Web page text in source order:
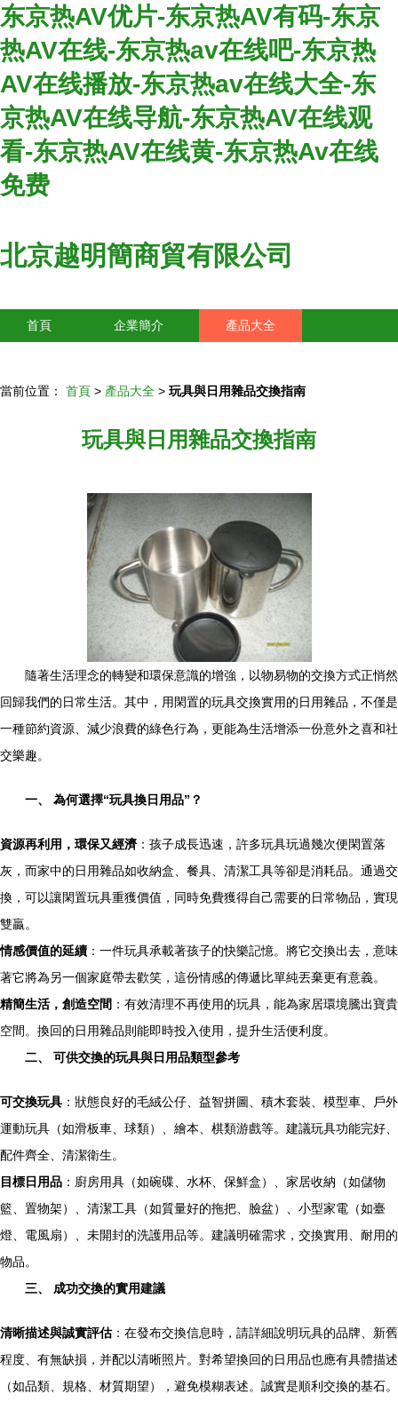
东京热AV优片-东京热AV有码-东京
热AV在线-东京热av在线吧-东京热
AV在线播放-东京热av在线大全-东
京热AV在线导航-东京热AV在线观
看-东京热AV在线黄-东京热Av在线
免费
北京越明簡商貿有限公司
首頁 企業簡介 產品大全
當前位置： 首頁 > 產品大全 > 玩具與日用雜品交換指南
玩具與日用雜品交換指南
隨著生活理念的轉變和環保意識的增強，以物易物的交換方式正悄然
回歸我們的日常生活。其中，用閑置的玩具交換實用的日用雜品，不僅是
一種節約資源、減少浪費的綠色行為，更能為生活增添一份意外之喜和社
交樂趣。
一、 為何選擇“玩具換日用品”？
資源再利用，環保又經濟：孩子成長迅速，許多玩具玩過幾次便閑置落
灰，而家中的日用雜品如收納盒、餐具、清潔工具等卻是消耗品。通過交
換，可以讓閑置玩具重獲價值，同時免費獲得自己需要的日常物品，實現
雙贏。
情感價值的延續 ：一件玩具承載著孩子的快樂記憶。將它交換出去，意味
著它將為另一個家庭帶去歡笑，這份情感的傳遞比單純丟棄更有意義。
精簡生活，創造空間 ：有效清理不再使用的玩具，能為家居環境騰出寶貴
空間。換回的日用雜品則能即時投入使用，提升生活便利度。
二、 可供交換的玩具與日用品類型參考
可交換玩具 ：狀態良好的毛絨公仔、益智拼圖、積木套裝、模型車、戶外
運動玩具（如滑板車、球類）、繪本、棋類游戲等。建議玩具功能完好、
配件齊全、清潔衛生。
目標日用品 ：廚房用具（如碗碟、水杯、保鮮盒）、家居收納（如儲物
籃、置物架）、清潔工具（如質量好的拖把、臉盆）、小型家電（如臺
燈、電風扇）、未開封的洗護用品等。建議明確需求，交換實用、耐用的
物品。
三、 成功交換的實用建議
清晰描述與誠實評估：在發布交換信息時，請詳細說明玩具的品牌、新舊
程度、有無缺損，并配以清晰照片。對希望換回的日用品也應有具體描述
（如品類、規格、材質期望），避免模糊表述。誠實是順利交換的基石。